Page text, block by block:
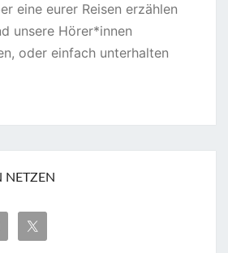
eine eurer Reisen erzählen
unsere Hörer*innen
oder einfach unterhalten
NETZEN